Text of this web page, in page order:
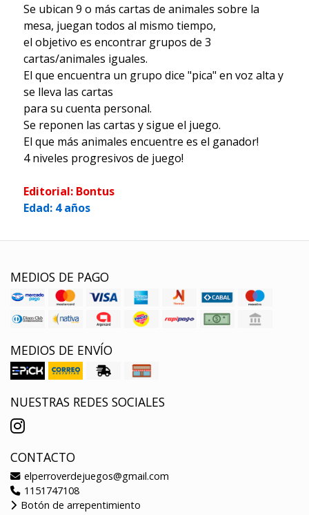
Se ubican 9 o más cartas de animales sobre la
mesa, juegan todos al mismo tiempo,
el objetivo es encontrar grupos de 3
cartas/animales iguales.
El que encuentra un grupo dice "pica" en voz alta y
se lleva las cartas
para su cuenta personal.
Se reponen las cartas y sigue el juego.
El que más animales encuentre es el ganador!
4 niveles progresivos de juego!
Editorial: Bontus
Edad: 4 años
MEDIOS DE PAGO
MEDIOS DE ENVÍO
NUESTRAS REDES SOCIALES
CONTACTO
elperroverdejuegos@gmail.com
1151747108
Botón de arrepentimiento